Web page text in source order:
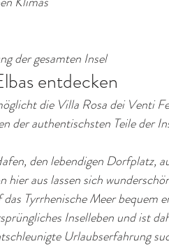
der gesamten Insel
entdecken
die Villa Rosa dei Venti
der authentischsten Teile der
den lebendigen Dorfplatz,
aus lassen sich
Tyrrhenische Meer bequem
Inselleben und ist
Urlaubserfahrung